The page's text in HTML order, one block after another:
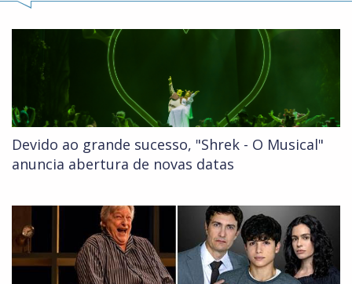
Devido ao grande sucesso, "Shrek - O Musical"
anuncia abertura de novas datas